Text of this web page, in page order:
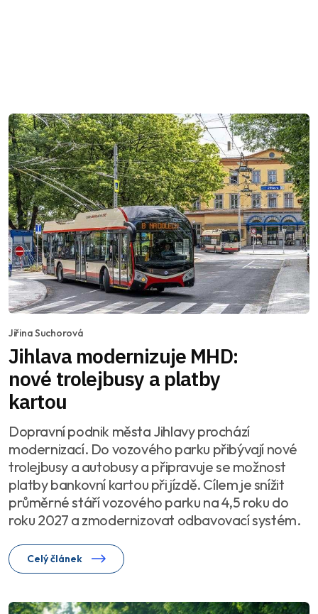
Jiřina Suchorová
Jihlava modernizuje MHD:
nové trolejbusy a platby
kartou
Dopravní podnik města Jihlavy prochází
modernizací. Do vozového parku přibývají nové
trolejbusy a autobusy a připravuje se možnost
platby bankovní kartou při jízdě. Cílem je snížit
průměrné stáří vozového parku na 4,5 roku do
roku 2027 a zmodernizovat odbavovací systém.
Celý článek